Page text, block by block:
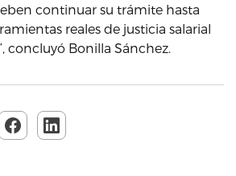
continuar su trámite hasta
reales de justicia salarial
concluyó Bonilla Sánchez.